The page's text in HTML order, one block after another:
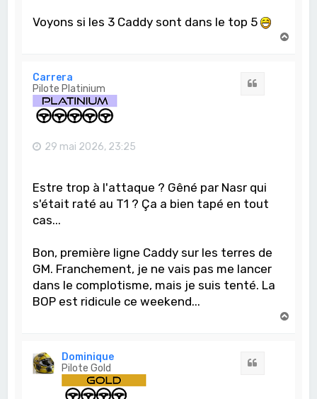
Voyons si les 3 Caddy sont dans le top 5
Carrera
Pilote Platinium
29 mai 2026, 23:25
Estre trop à l'attaque ? Gêné par Nasr qui
s'était raté au T1 ? Ça a bien tapé en tout
cas...
Bon, première ligne Caddy sur les terres de
GM. Franchement, je ne vais pas me lancer
dans le complotisme, mais je suis tenté. La
BOP est ridicule ce weekend...
Dominique
Pilote Gold